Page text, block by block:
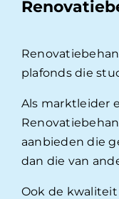
plafonds die
Als marktleider
aanbieden die
dan die van
Ook de